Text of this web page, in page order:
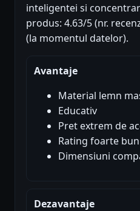
inteligentei si
produs: 4.63/5 (nr.
(la momentul datelor).
Avantaje
Material lemn
Educativ
Pret extrem de
Rating foarte bun
Dimensiuni
Dezavantaje